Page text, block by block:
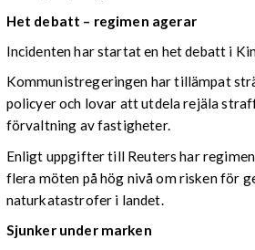
Het debatt – regimen agerar
Incidenten har startat en het debatt i
Kommunistregeringen har tillämpat
policyer och lovar att utdela rejäla
förvaltning av fastigheter.
Enligt uppgifter till Reuters har
flera möten på hög nivå om risken för
naturkatastrofer i landet.
Sjunker under marken